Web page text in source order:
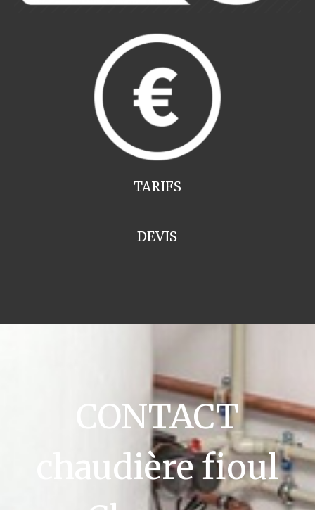
TARIFS
DEVIS
CONTACT
chaudière fioul